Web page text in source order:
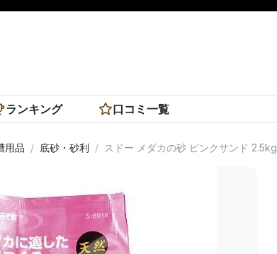
ランキング 口コミ一覧
用品 底砂・砂利 スドー メダカの砂 ピンクサンド 2.5kg